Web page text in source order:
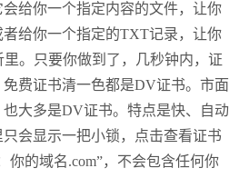
给你一个指定内容的文件，让你
给你一个指定的TXT记录，让你
。只要你做到了，几秒钟内，证
费证书清一色都是DV证书。市面
也大多是DV证书。特点是快、自动
会显示一把小锁，点击查看证书
你的域名.com”，不会包含任何你